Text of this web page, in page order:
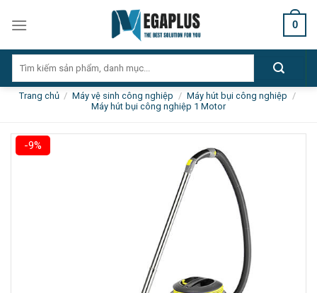
0
kiếm:
Trang chủ / Máy vệ sinh công nghiệp / Máy hút bụi công nghiệp /
Máy hút bụi công nghiệp 1 Motor
-9%